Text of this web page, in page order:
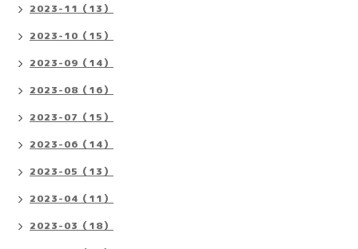
2023-11（13）
2023-10（15）
2023-09（14）
2023-08（16）
2023-07（15）
2023-06（14）
2023-05（13）
2023-04（11）
2023-03（18）